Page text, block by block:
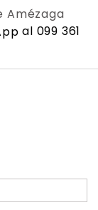
Amézaga
al 099 361